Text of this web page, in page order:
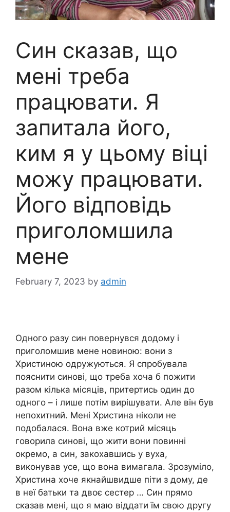
Син сказав, що
мені треба
працювати. Я
запитала його,
ким я у цьому віці
можу працювати.
Його відповідь
приголомшила
мене
February 7, 2023 by admin
Одного разу син повернувся додому і
приголомшив мене новиною: вони з
Христиною одружуються. Я спробувала
пояснити синові, що треба хоча б пожити
разом кілька місяців, притертись один до
одного – і лише потім вирішувати. Але він був
непохитний. Мені Христина ніколи не
подобалася. Вона вже котрий місяць
говорила синові, що жити вони повинні
окремо, а син, закохавшись у вуха,
виконував усе, що вона вимагала. Зрозуміло,
Христина хоче якнайшвидше піти з дому, де
в неї батьки та двоє сестер … Син прямо
сказав мені, що я маю віддати їм свою другу